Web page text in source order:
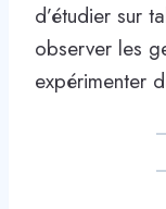
d’étudier sur
observer les
expérimenter